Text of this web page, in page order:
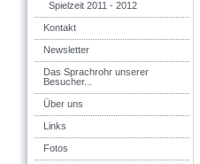
Spielzeit 2011 - 2012
Kontakt
Newsletter
Das Sprachrohr unserer
Besucher...
Über uns
Links
Fotos